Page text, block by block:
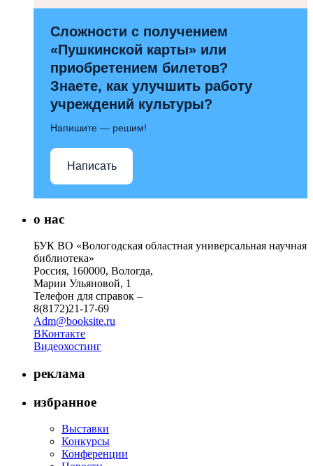
Сложности с получением
«Пушкинской карты» или
приобретением билетов?
Знаете, как улучшить работу
учреждений культуры?
Напишите — решим!
Написать
о нас
БУК ВО «Вологодская областная универсальная научная
библиотека»
Россия, 160000, Вологда,
Марии Ульяновой, 1
Телефон для справок –
8(8172)21-17-69
Adm@booksite.ru
ВКонтакте
Видеохостинг
реклама
избранное
Выставки
Конкурсы
Конференции